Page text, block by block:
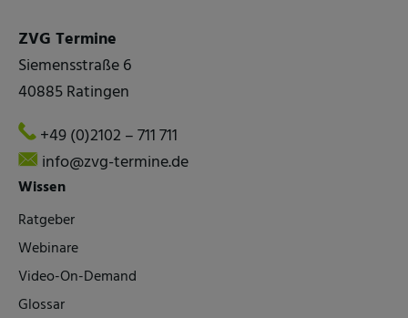
ZVG Termine
Siemensstraße 6
40885 Ratingen
+49 (0)2102 – 711 711
info@zvg-termine.de
Wissen
Ratgeber
Webinare
Video-On-Demand
Glossar